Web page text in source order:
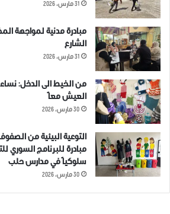
31 مارس، 2026
مبادرة مدنية لمواجهة
الشارع
31 مارس، 2026
من الخيط الى الدخل:
العيش معاً
30 مارس، 2026
التوعية البيئية من
مبادرة للبرنامج السوري
سلوكياً في مدارس حلب
30 مارس، 2026